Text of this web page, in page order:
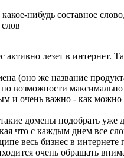
какое-нибудь составное
активно лезет в интернет.
(оно же название
возможности
и очень важно - как можно
домены подобрать уже
что с каждым днем все
весь бизнес в интернете
очень обращать